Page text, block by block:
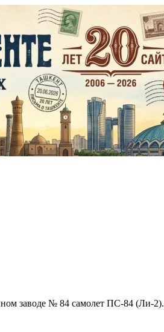
заводе № 84 самолет ПС-84 (Ли-2).